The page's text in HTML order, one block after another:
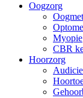
Oogzorg
Myopie
CBR
Hoorzorg